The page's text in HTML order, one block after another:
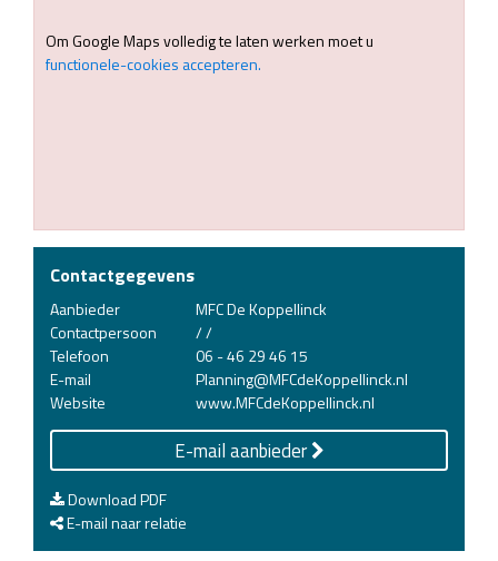
Om Google Maps volledig te laten werken moet u
functionele-cookies accepteren.
Contactgegevens
Aanbieder
MFC De Koppellinck
Contactpersoon
/ /
Telefoon
06 - 46 29 46 15
E-mail
Planning@MFCdeKoppellinck.nl
Website
www.MFCdeKoppellinck.nl
E-mail aanbieder
Download PDF
E-mail naar relatie